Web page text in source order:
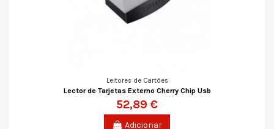
Leitores de Cartões
Lector de Tarjetas Externo Cherry Chip Usb
52,89 €
Adicionar